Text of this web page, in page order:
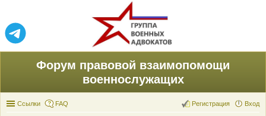
Форум правовой взаимопомощи
военнослужащих
Ссылки FAQ Вход
Регистрация